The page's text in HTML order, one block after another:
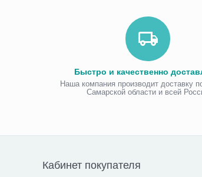
Быстро и качественно
Наша компания производит доставку
Самарской области и всей
Кабинет покупателя